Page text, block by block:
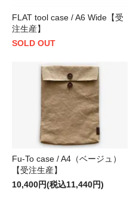
FLAT tool case / A6 Wide【受
注生産】
SOLD OUT
Fu-To case / A4（ベージュ）
【受注生産】
10,400円(税込11,440円)